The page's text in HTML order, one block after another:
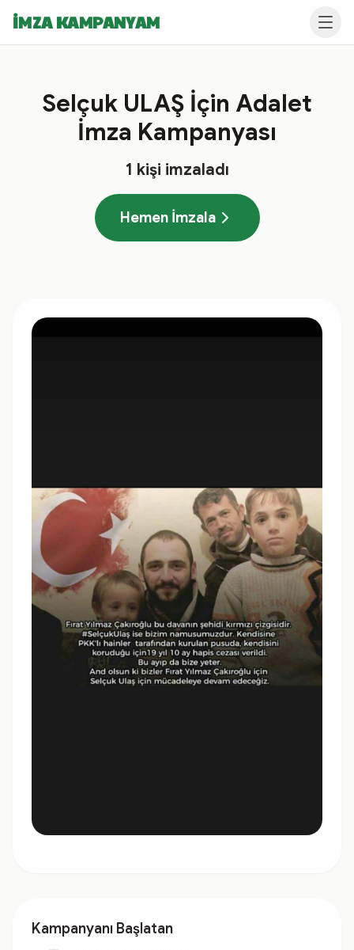
İMZA KAMPANYAM
Selçuk ULAŞ İçin Adalet
İmza Kampanyası
1 kişi imzaladı
Hemen İmzala
Kampanyanı Başlatan